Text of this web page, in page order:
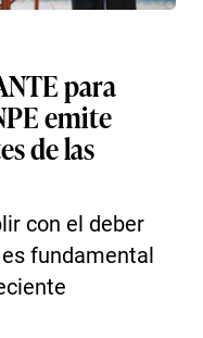
para
emite
de las
con el deber
fundamental